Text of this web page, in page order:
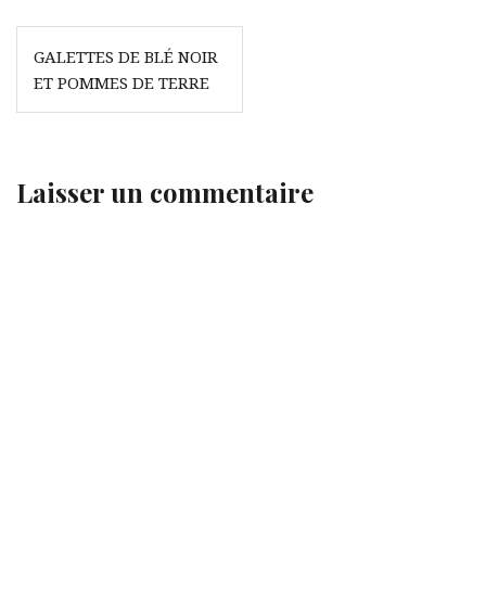
Navigation
de
l’article
GALETTES DE BLÉ NOIR
ET POMMES DE TERRE
Laisser un commentaire